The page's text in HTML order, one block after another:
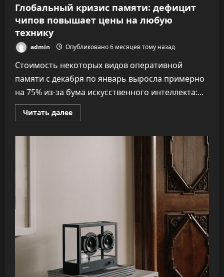
Глобальный кризис памяти: дефицит
чипов повышает цены на любую
технику
admin Опубликовано 6 месяцев тому назад
Стоимость некоторых видов оперативной
памяти с декабря по январь выросла примерно
на 75% из-за бума искусственного интеллекта:...
Читать далееПрочитать
больше